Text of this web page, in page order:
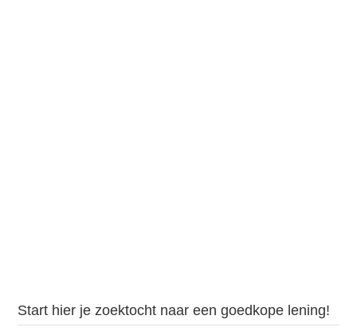
Start hier je zoektocht naar een goedkope lening!